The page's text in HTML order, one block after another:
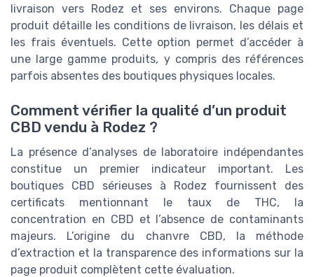
livraison vers Rodez et ses environs. Chaque page
produit détaille les conditions de livraison, les délais et
les frais éventuels. Cette option permet d’accéder à
une large gamme produits, y compris des références
parfois absentes des boutiques physiques locales.
Comment vérifier la qualité d’un produit
CBD vendu à Rodez ?
La présence d’analyses de laboratoire indépendantes
constitue un premier indicateur important. Les
boutiques CBD sérieuses à Rodez fournissent des
certificats mentionnant le taux de THC, la
concentration en CBD et l’absence de contaminants
majeurs. L’origine du chanvre CBD, la méthode
d’extraction et la transparence des informations sur la
page produit complètent cette évaluation.